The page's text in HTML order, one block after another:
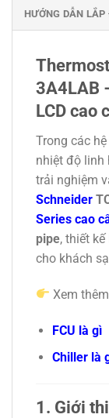
HƯỚNG DẪN
3A4LAB
LCD cao
Trong các
nhiệt độ linh
trải nghiệm
Schneider
Series cao
pipe, thiết
cho khách
Xem
FCU là gì
Chiller là
1. Giới